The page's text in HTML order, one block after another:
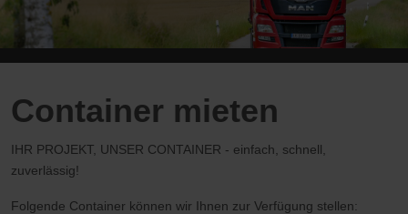
Container mieten
IHR PROJEKT, UNSER CONTAINER - einfach, schnell,
zuverlässig!
Folgende Container können wir Ihnen zur Verfügung stellen: